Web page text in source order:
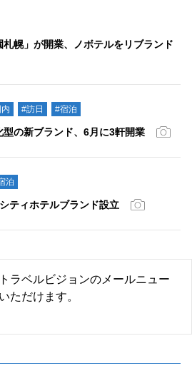
札幌」が開業、ノボテルをリブランド
#訪日 #宿泊
の新ブランド、6月に3軒開業
泊
ティホテルブランド設立
ラベルビジョンのメールニュー
ただけます。